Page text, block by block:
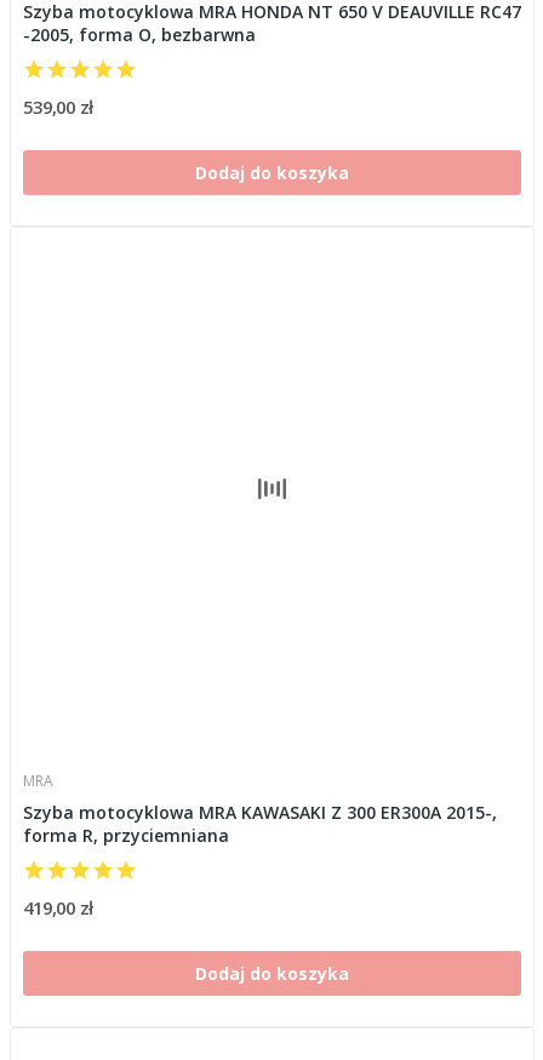
Szyba motocyklowa MRA HONDA NT 650 V DEAUVILLE RC47
-2005, forma O, bezbarwna
539,00 zł
Dodaj do koszyka
MRA
Szyba motocyklowa MRA KAWASAKI Z 300 ER300A 2015-,
forma R, przyciemniana
419,00 zł
Dodaj do koszyka